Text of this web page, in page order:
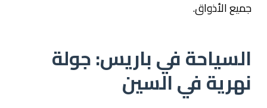
جميع الأذواق.
السياحة في باريس: جولة
نهرية في السين